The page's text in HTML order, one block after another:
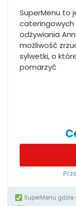
SuperMenu to
cateringowych
odżywiania
możliwość
sylwetki, o
pomarzyć
SuperMenu gdzie